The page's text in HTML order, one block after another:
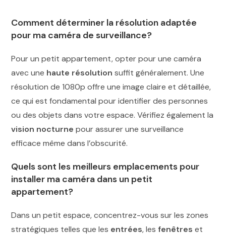
Comment déterminer la résolution adaptée
pour ma caméra de surveillance?
Pour un petit appartement, opter pour une caméra
avec une haute résolution suffit généralement. Une
résolution de 1080p offre une image claire et détaillée,
ce qui est fondamental pour identifier des personnes
ou des objets dans votre espace. Vérifiez également la
vision nocturne pour assurer une surveillance
efficace même dans l’obscurité.
Quels sont les meilleurs emplacements pour
installer ma caméra dans un petit
appartement?
Dans un petit espace, concentrez-vous sur les zones
stratégiques telles que les entrées, lesfenêtres et